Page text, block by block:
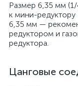
Размер 6,35 мм
к мини-
6,35 мм —
редуктором и
редуктора.
Цанговые